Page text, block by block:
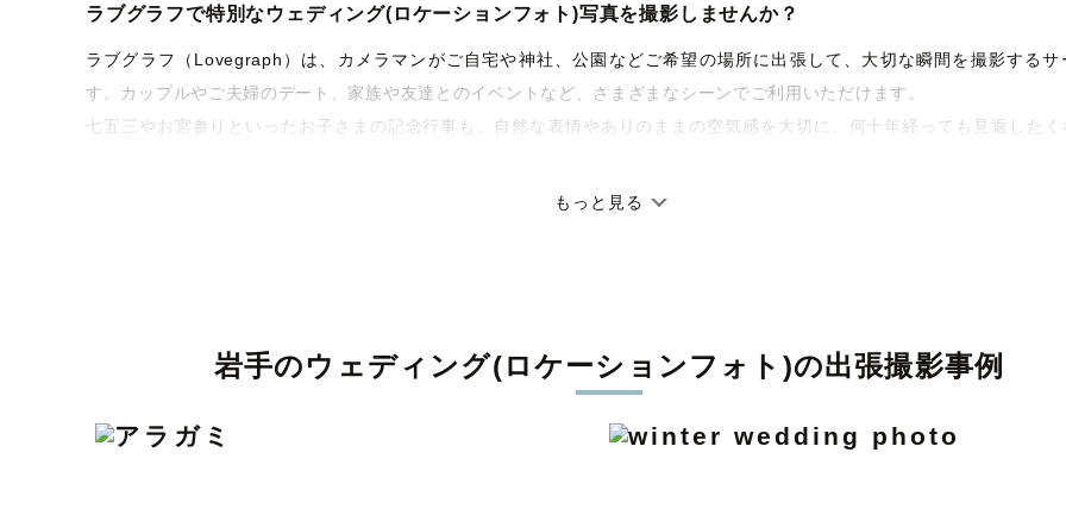
ラブグラフで特別なウェディング(ロケーションフォト)写真を撮影しませんか？
ラブグラフ（Lovegraph）は、カメラマンがご自宅や神社、公園などご希望の場所に出張して、大切な瞬間を撮影するサ
す。カップルやご夫婦のデート、家族や友達とのイベントなど、さまざまなシーンでご利用いただけます。
七五三やお宮参りといったお子さまの記念行事も、自然な表情やありのままの空気感を大切に、何十年経っても見返したく
丁寧なレタッチで思い出を美しく仕上げます
きっと「こんな写真を撮ってほしかった！」と思える一枚に出会えます。まずは、ラブグラフの 撮影事例 をご覧ください。
もっと見る
岩手のウェディング(ロケーションフォト)の出張撮影事例